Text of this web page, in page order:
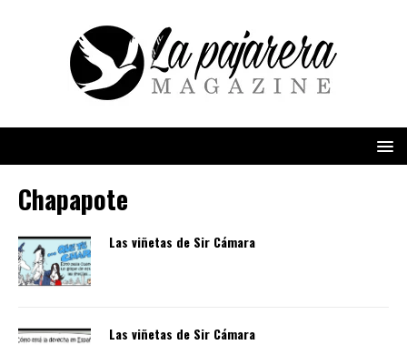
Chapapote
Las viñetas de Sir Cámara
Las viñetas de Sir Cámara